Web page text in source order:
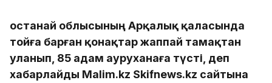
Қостанай облысының Арқалық қаласында
тойға барған қонақтар жаппай тамақтан
уланып, 85 адам ауруханаға түсті, деп
хабарлайды Malim.kz Skifnews.kz cайтына